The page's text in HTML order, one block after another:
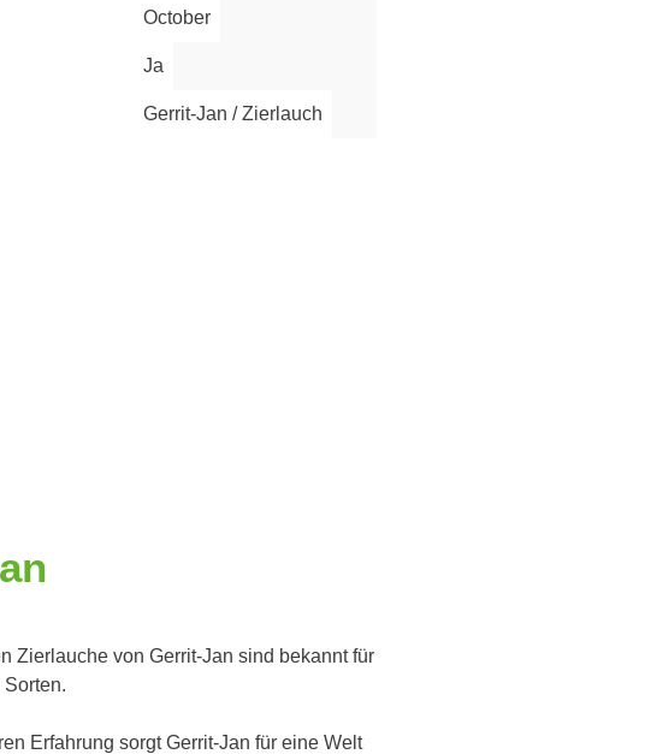
October
Ja
Gerrit-Jan / Zierlauch
Zierlauche von Gerrit-Jan sind bekannt für
Erfahrung sorgt Gerrit-Jan für eine Welt